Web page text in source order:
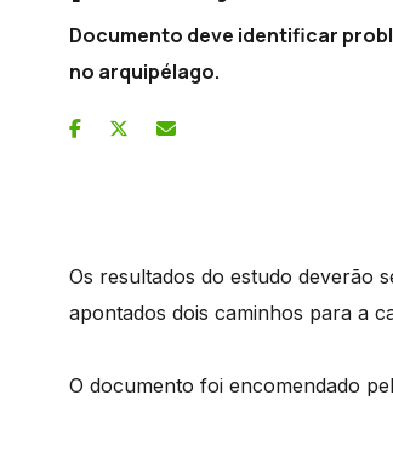
Documento deve identificar
no arquipélago.
Os resultados do estudo deverão
apontados dois caminhos para a
O documento foi encomendado